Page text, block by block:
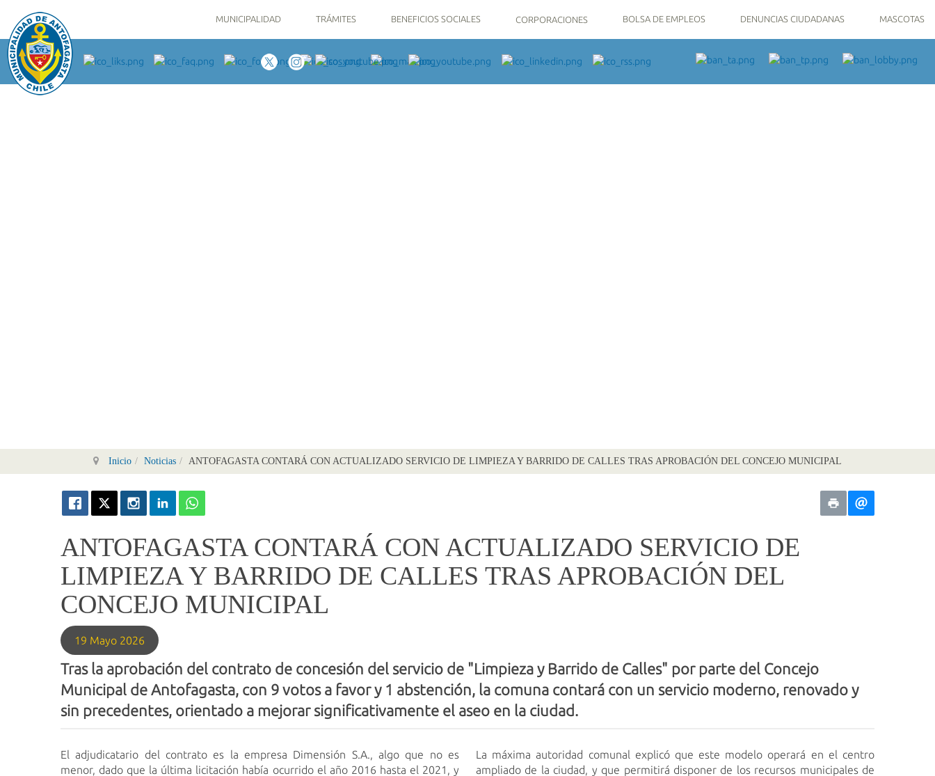
MUNICIPALIDAD TRÁMITES BENEFICIOS SOCIALES CORPORACIONES BOLSA DE EMPLEOS DENUNCIAS CIUDADANAS MASCOTAS
Inicio Noticias ANTOFAGASTA CONTARÁ CON ACTUALIZADO SERVICIO DE LIMPIEZA Y BARRIDO DE CALLES TRAS APROBACIÓN DEL CONCEJO MUNICIPAL
ANTOFAGASTA CONTARÁ CON ACTUALIZADO SERVICIO DE
LIMPIEZA Y BARRIDO DE CALLES TRAS APROBACIÓN DEL
CONCEJO MUNICIPAL
19 Mayo 2026
Tras la aprobación del contrato de concesión del servicio de "Limpieza y Barrido de Calles" por parte del Concejo
Municipal de Antofagasta, con 9 votos a favor y 1 abstención, la comuna contará con un servicio moderno, renovado y
sin precedentes, orientado a mejorar significativamente el aseo en la ciudad.
El adjudicatario del contrato es la empresa Dimensión S.A., algo que no es
menor, dado que la última licitación había ocurrido el año 2016 hasta el 2021, y
La máxima autoridad comunal explicó que este modelo operará en el centro
ampliado de la ciudad, y que permitirá disponer de los recursos municipales de